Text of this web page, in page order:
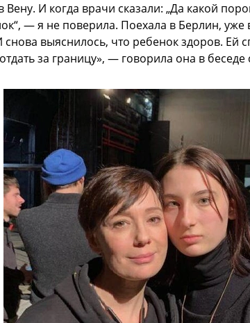
Вену. И когда врачи сказали: „Да какой
— я не поверила. Поехала в Берлин, уже
снова выяснилось, что ребенок здоров. Ей
за границу», — говорила она в беседе